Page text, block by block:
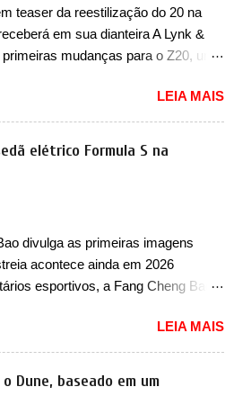
ainda possui um espaço para a
de ar inferio...
teaser da reestilização do 20 na
em sua dianteira A Lynk &
mudanças para o Z20, um
mudança visual e também
e Z20 na China, o elétrico passará a
das mudanças visuais, a marca
da empresa a usar um novo
elementos de hardware. Entre eles,
carga e gateway de domínio de
como gerenciamento...
LEIA MAIS
elétrico Formula S na
divulga as primeiras imagens
acontece ainda em 2026
esportivos, a Fang Cheng Bao
com o lançamento dos modelos
confirmou que vai entrar de
teaser, o Formula S será o
parece se perder na sua identidade
LEIA MAIS
Dune, baseado em um